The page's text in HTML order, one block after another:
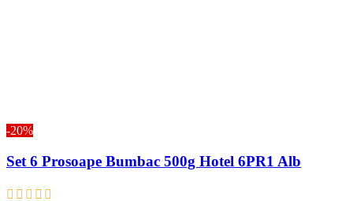
-20%
Set 6 Prosoape Bumbac 500g Hotel 6PR1 Alb